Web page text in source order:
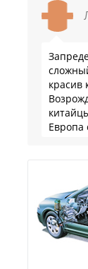
красив
Европа